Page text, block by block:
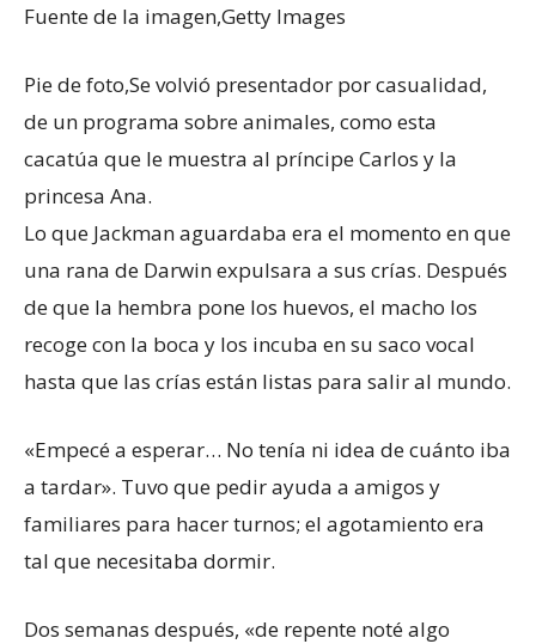
Fuente de la imagen,Getty Images
Pie de foto,Se volvió presentador por casualidad,
de un programa sobre animales, como esta
cacatúa que le muestra al príncipe Carlos y la
princesa Ana.
Lo que Jackman aguardaba era el momento en que
una rana de Darwin expulsara a sus crías. Después
de que la hembra pone los huevos, el macho los
recoge con la boca y los incuba en su saco vocal
hasta que las crías están listas para salir al mundo.
«Empecé a esperar… No tenía ni idea de cuánto iba
a tardar». Tuvo que pedir ayuda a amigos y
familiares para hacer turnos; el agotamiento era
tal que necesitaba dormir.
Dos semanas después, «de repente noté algo